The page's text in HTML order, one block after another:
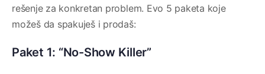
rešenje za konkretan problem. Evo 5 paketa koje
možeš da spakuješ i prodaš:
Paket 1: “No-Show Killer”